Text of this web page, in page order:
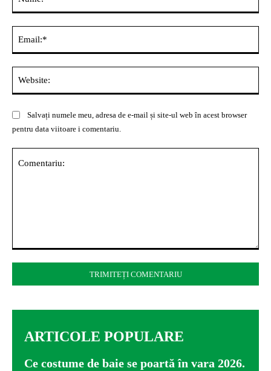
Salvați numele meu, adresa de e-mail și site-ul web în acest browser
pentru data viitoare i comentariu.
ARTICOLE POPULARE
Ce costume de baie se poartă în vara 2026.